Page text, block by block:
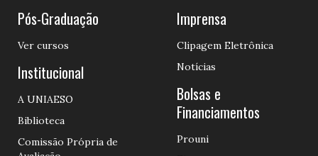
Pós-Graduação
Ver cursos
Institucional
A UNIAESO
Biblioteca
Comissão Própria de
Imprensa
Clipagem Eletrônica
Notícias
Bolsas e
Financiamentos
Prouni